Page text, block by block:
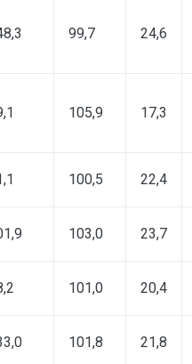
99,7 24,6
105,9 17,3
100,5 22,4
103,0 23,7
101,0 20,4
101,8 21,8